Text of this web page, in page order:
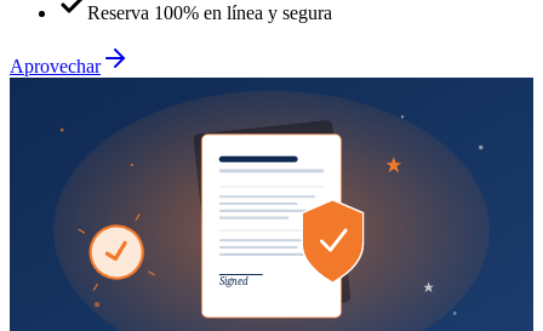
Reserva 100% en línea y segura
Aprovechar
Signed